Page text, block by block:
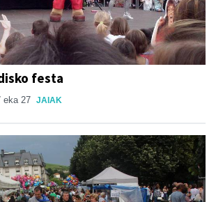
festa
eka 27 JAIAK